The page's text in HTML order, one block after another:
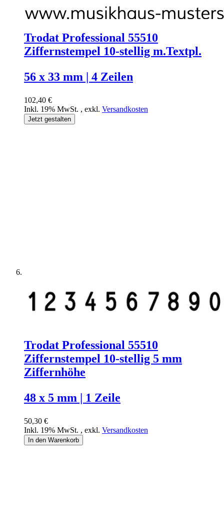
Trodat Professional 55510
Ziffernstempel 10-stellig m.Textpl.
56 x 33 mm | 4 Zeilen
102,40 €
Inkl. 19% MwSt. , exkl. Versandkosten
Jetzt gestalten
Trodat Professional 55510
Ziffernstempel 10-stellig 5 mm
Ziffernhöhe
48 x 5 mm | 1 Zeile
50,30 €
Inkl. 19% MwSt. , exkl. Versandkosten
In den Warenkorb